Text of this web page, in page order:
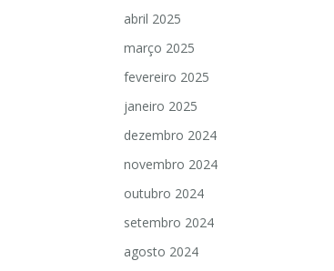
abril 2025
março 2025
fevereiro 2025
janeiro 2025
dezembro 2024
novembro 2024
outubro 2024
setembro 2024
agosto 2024